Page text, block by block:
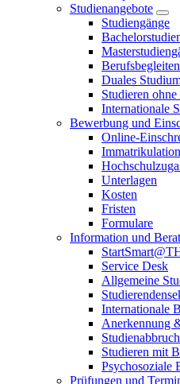
Studienangebote
Studiengänge
Duales
Studieren
Internationale
Bewerbung und
Online-
Immatrikulation
Unterlagen
Kosten
Fristen
Formulare
Information und
Service Desk
Allgemeine
Internationale
Anerkennung
Studieren mit
Psychosoziale
Prüfungen und